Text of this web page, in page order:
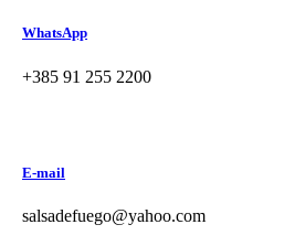
WhatsApp
+385 91 255 2200
E-mail
salsadefuego@yahoo.com